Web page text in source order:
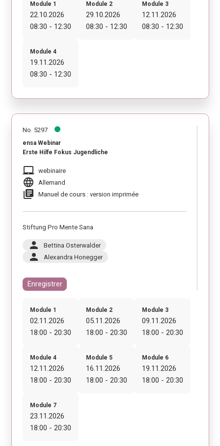
Module 1
22.10.2026
08:30 - 12:30
Module 2
29.10.2026
08:30 - 12:30
Module 3
12.11.2026
08:30 - 12:30
Module 4
19.11.2026
08:30 - 12:30
No. 5297
ensa Webinar
Erste Hilfe Fokus Jugendliche
laptop_mac webinaire
language Allemand
library_books Manuel de cours : version imprimée
Stiftung Pro Mente Sana
person Bettina Osterwalder
person Alexandra Honegger
Enregistrer
Module 1
02.11.2026
18:00 - 20:30
Module 2
05.11.2026
18:00 - 20:30
Module 3
09.11.2026
18:00 - 20:30
Module 4
12.11.2026
18:00 - 20:30
Module 5
16.11.2026
18:00 - 20:30
Module 6
19.11.2026
18:00 - 20:30
Module 7
23.11.2026
18:00 - 20:30